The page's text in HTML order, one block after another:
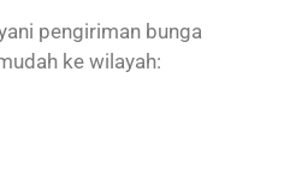
pengiriman bunga
ke wilayah: